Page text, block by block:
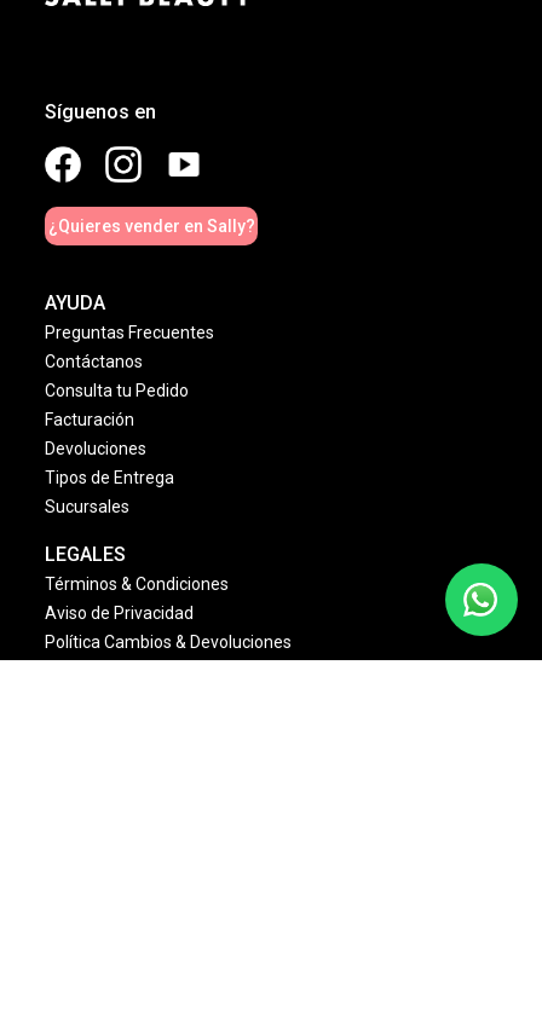
Síguenos en
¿Quieres vender en Sally?
AYUDA
Preguntas Frecuentes
Contáctanos
Consulta tu Pedido
Facturación
Devoluciones
Tipos de Entrega
Sucursales
LEGALES
Términos & Condiciones
Aviso de Privacidad
Política Cambios & Devoluciones